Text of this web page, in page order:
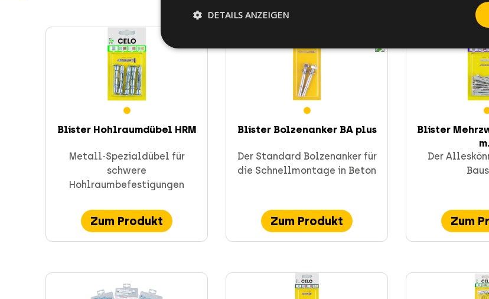
Blister Hohlraumdübel HRM
Metall-Spezialdübel für
schwere
Hohlraumbefestigungen
Zum Produkt
Blister Bolzenanker BA plus
Der Standard Bolzenanker für
die Schnellmontage in Beton
Zum Produkt
Blister
Der
Zum
DETAILS ANZEIGEN